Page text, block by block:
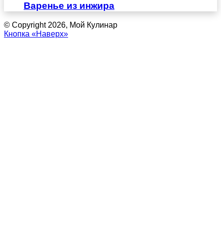
Варенье из инжира
© Copyright 2026, Мой Кулинар
Кнопка «Наверх»